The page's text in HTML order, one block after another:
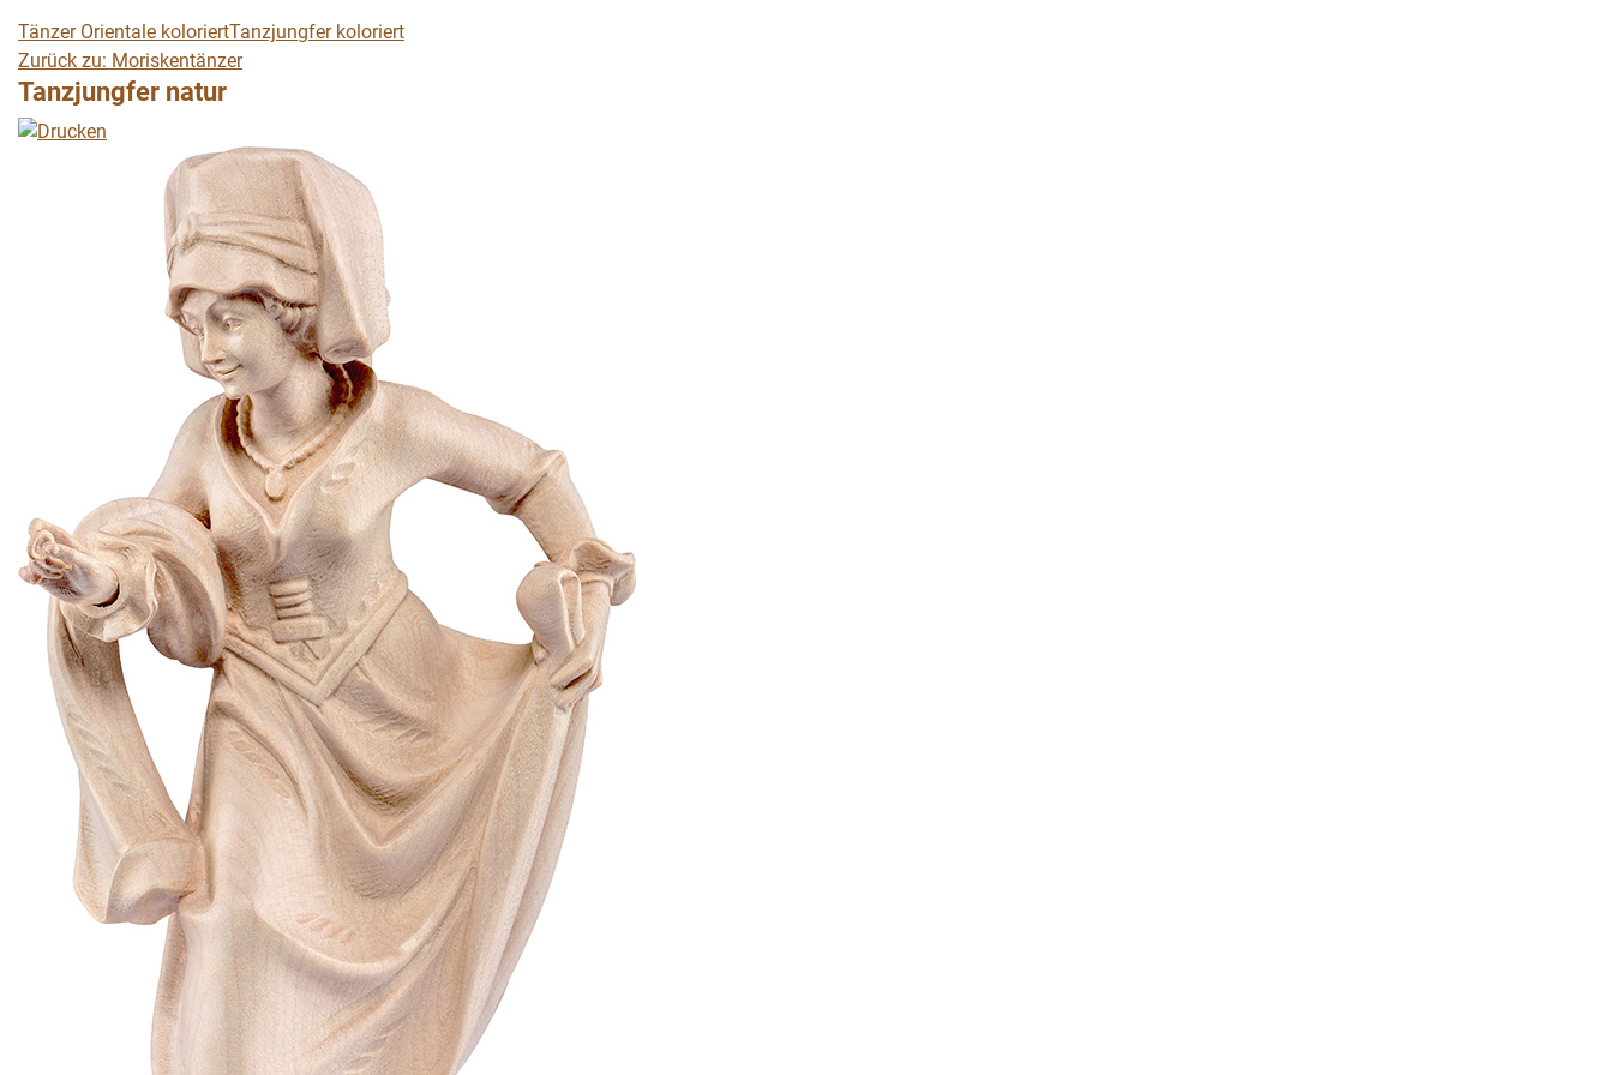
Tänzer Orientale koloriertTanzjungfer koloriert
Zurück zu: Moriskentänzer
Tanzjungfer natur